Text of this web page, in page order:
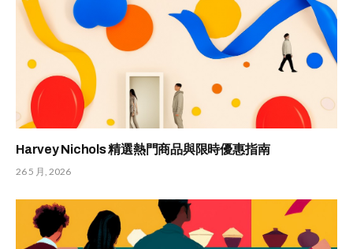
Harvey Nichols 精選熱門商品與限時優惠指南
26 5 月, 2026